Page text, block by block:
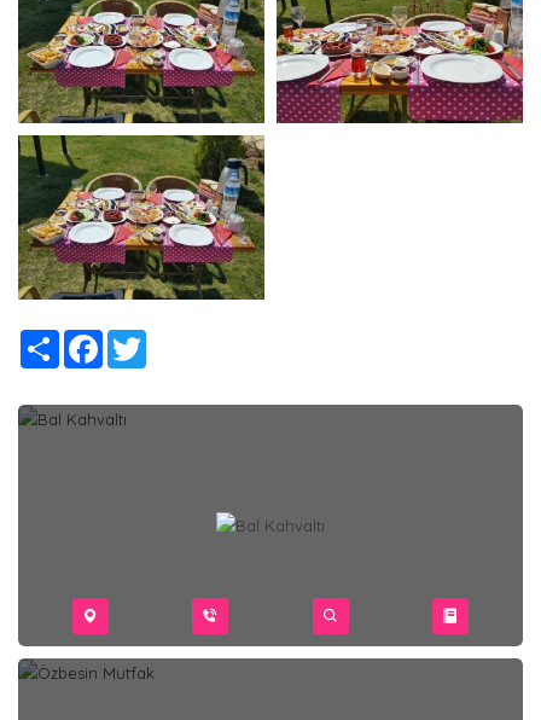
Share Facebook